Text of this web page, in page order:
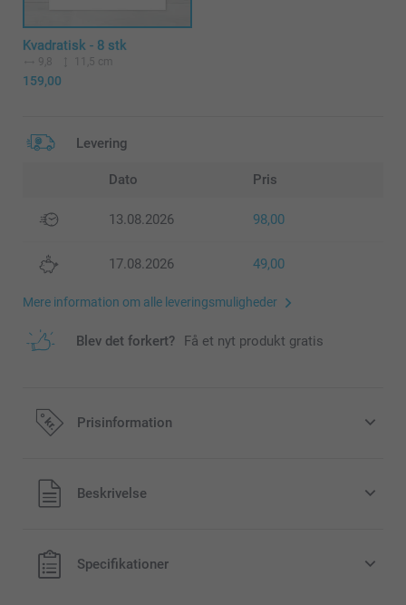
Kvadratisk - 8 stk
9,8 11,5 cm
159,00
Levering
Dato Pris
13.08.2026 98,00
17.08.2026 49,00
Mere information om alle leveringsmuligheder
Blev det forkert? Få et nyt produkt gratis
Prisinformation
Alle priser inklusive moms og uden
forsendelsesomkostninger
Beskrivelse
Specifikationer